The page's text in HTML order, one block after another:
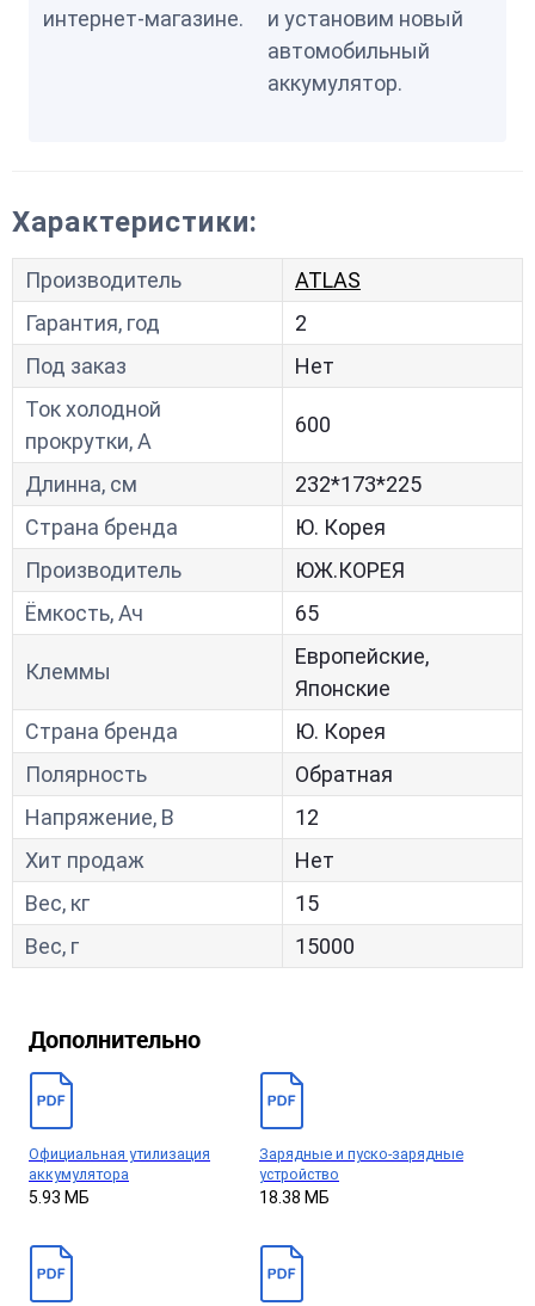
интернет-магазине.
и установим новый
автомобильный
аккумулятор.
Характеристики:
Производитель
ATLAS
Гарантия, год
2
Под заказ
Нет
Ток холодной
прокрутки, A
600
Длинна, см
232*173*225
Страна бренда
Ю. Корея
Производитель
ЮЖ.КОРЕЯ
Ёмкость, Ач
65
Клеммы
Европейские,
Японские
Страна бренда
Ю. Корея
Полярность
Обратная
Напряжение, В
12
Хит продаж
Нет
Вес, кг
15
Вес, г
15000
Дополнительно
Официальная утилизация
аккумулятора
5.93 МБ
Зарядные и пуско-зарядные
устройство
18.38 МБ